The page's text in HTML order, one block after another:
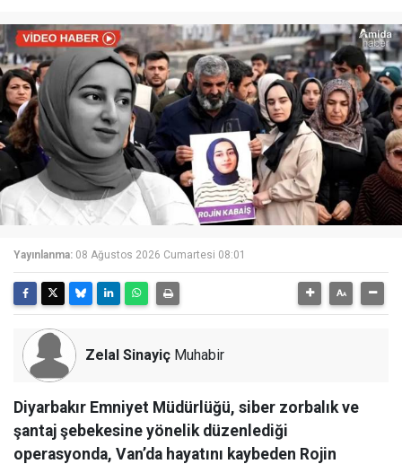
Yayınlanma: 08 Ağustos 2026 Cumartesi 08:01
Zelal Sinayiç Muhabir
Diyarbakır Emniyet Müdürlüğü, siber zorbalık ve
şantaj şebekesine yönelik düzenlediği
operasyonda, Van’da hayatını kaybeden Rojin